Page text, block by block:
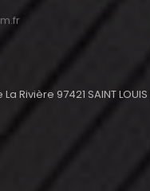
Rivière 97421 SAINT